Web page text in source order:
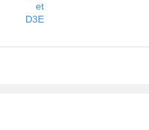
et
D3E